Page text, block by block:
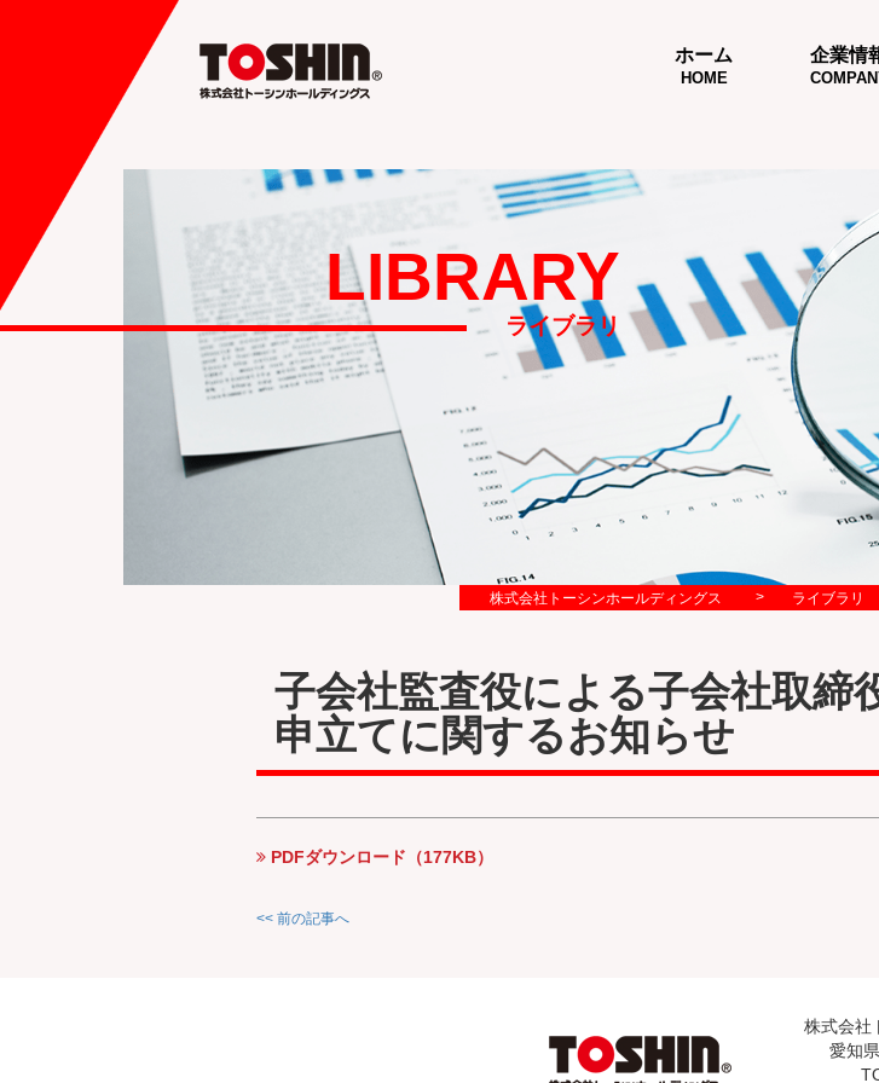
ホーム
HOME
企業情
LIBRARY
ライブラリ
株式会社トーシンホールディングス > ライブラリ
子会社監査役による子会社取締
申立てに関するお知らせ
PDFダウンロード（177KB）
<< 前の記事へ
株式会社
愛知